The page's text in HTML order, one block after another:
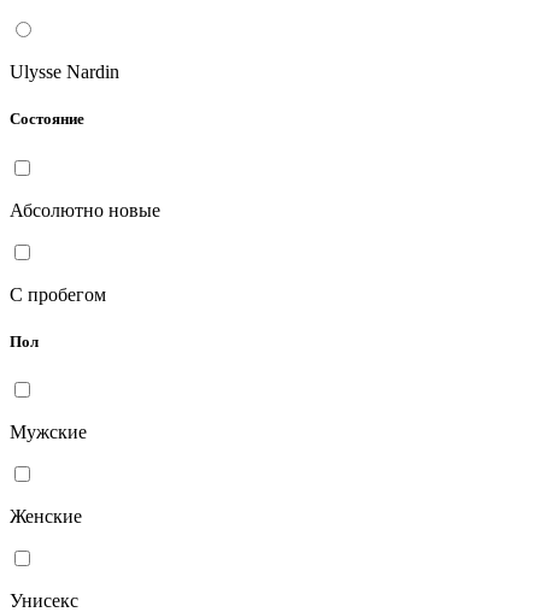
Ulysse Nardin
Состояние
Абсолютно новые
С пробегом
Пол
Мужские
Женские
Унисекс